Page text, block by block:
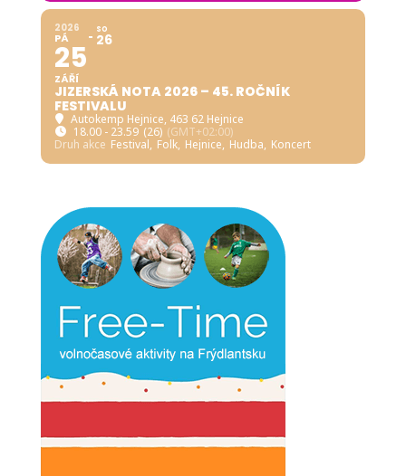
2026
PÁ
25
ZÁŘÍ
SO
26
JIZERSKÁ NOTA 2026 – 45. ROČNÍK
FESTIVALU
Autokemp Hejnice, 463 62 Hejnice
18.00 - 23.59 (26) (GMT+02:00)
Druh akce Festival, Folk, Hejnice, Hudba, Koncert